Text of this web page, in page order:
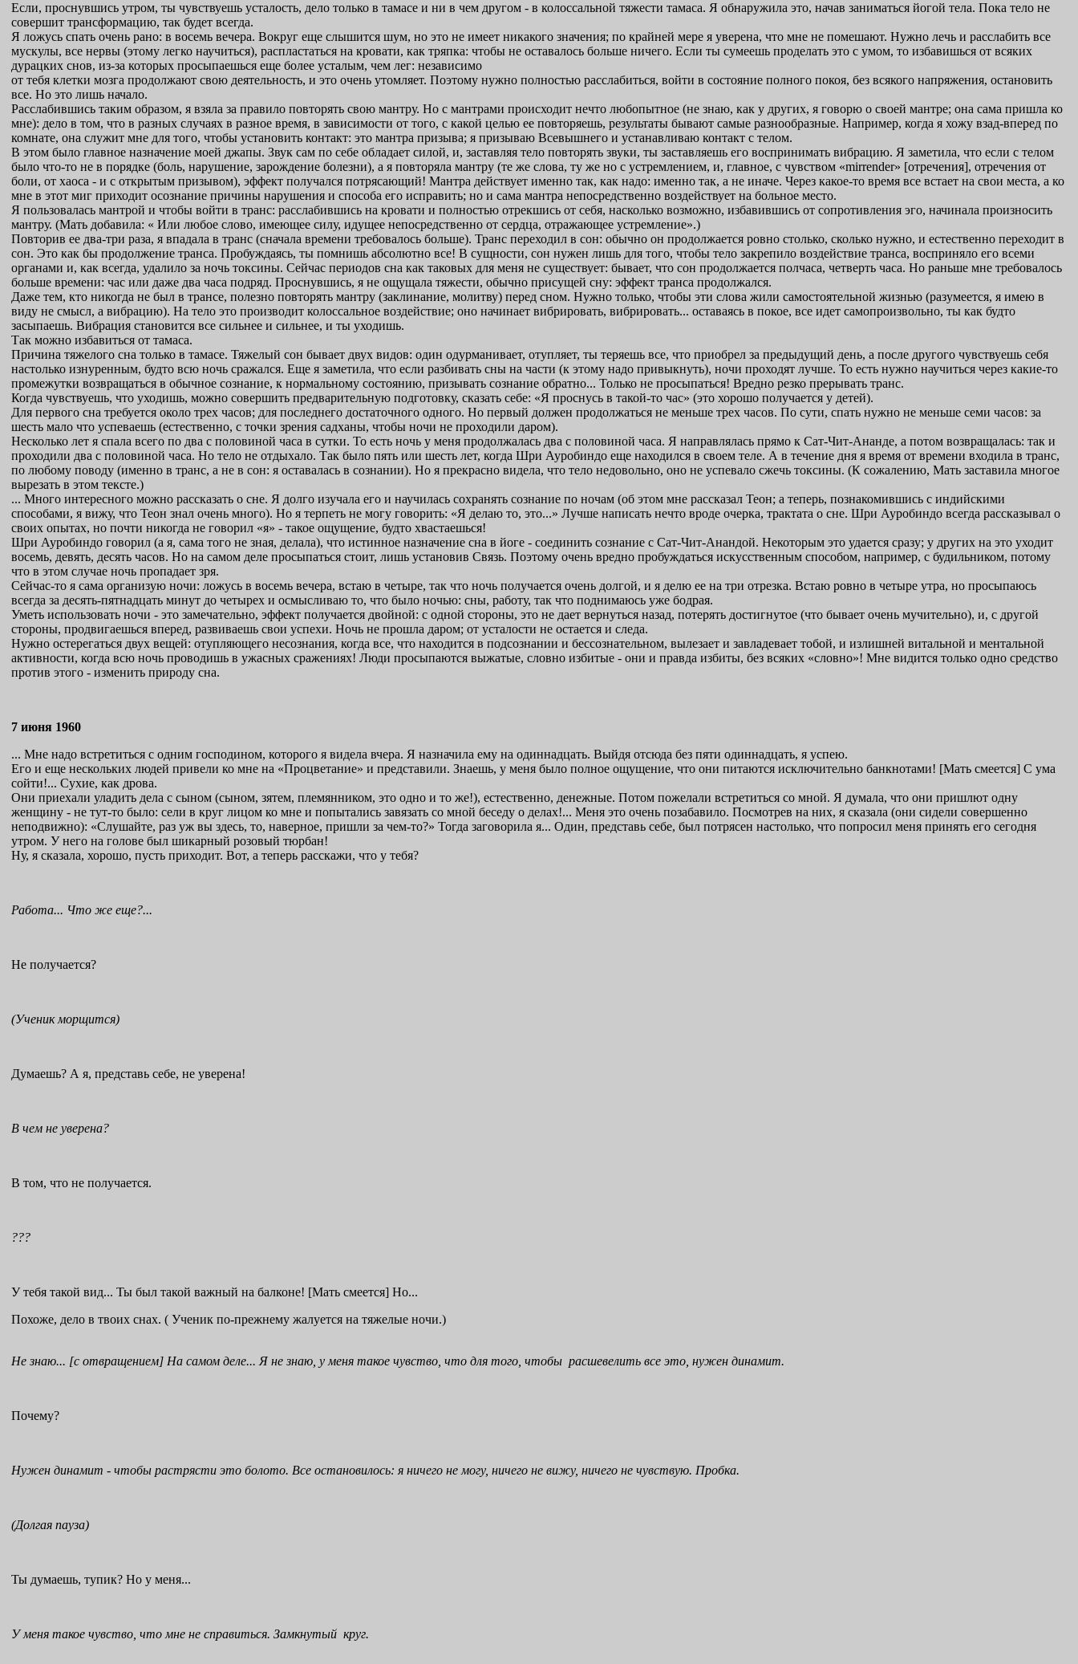
Если, проснувшись утром, ты чувствуешь усталость, дело только в тамасе и ни в чем другом - в колоссальной тяжести тамаса. Я обнаружила это, начав заниматься йогой тела. Пока тело не
совершит трансформацию, так будет всегда.
Я ложусь спать очень рано: в восемь вечера. Вокруг еще слышится шум, но это не имеет никакого значения; по крайней мере я уверена, что мне не помешают. Нужно лечь и расслабить все
мускулы, все нервы (этому легко научиться), распластаться на кровати, как тряпка: чтобы не оставалось больше ничего. Если ты сумеешь проделать это с умом, то избавишься от всяких
дурацких снов, из-за которых просыпаешься еще более усталым, чем лег: независимо
от тебя клетки мозга продолжают свою деятельность, и это очень утомляет. Поэтому нужно полностью расслабиться, войти в состояние полного покоя, без всякого напряжения, остановить
все. Но это лишь начало.
Расслабившись таким образом, я взяла за правило повторять свою мантру. Но с мантрами происходит нечто любопытное (не знаю, как у других, я говорю о своей мантре; она сама пришла ко
мне): дело в том, что в разных случаях в разное время, в зависимости от того, с какой целью ее повторяешь, результаты бывают самые разнообразные. Например, когда я хожу взад-вперед по
комнате, она служит мне для того, чтобы установить контакт: это мантра призыва; я призываю Всевышнего и устанавливаю контакт с телом.
В этом было главное назначение моей джапы. Звук сам по себе обладает силой, и, заставляя тело повторять звуки, ты заставляешь его воспринимать вибрацию. Я заметила, что если с телом
было что-то не в порядке (боль, нарушение, зарождение болезни), а я повторяла мантру (те же слова, ту же но с устремлением, и, главное, с чувством «mirrender» [отречения], отречения от
боли, от хаоса - и с открытым призывом), эффект получался потрясающий! Мантра действует именно так, как надо: именно так, а не иначе. Через какое-то время все встает на свои места, а ко
мне в этот миг приходит осознание причины нарушения и способа его исправить; но и сама мантра непосредственно воздействует на больное место.
Я пользовалась мантрой и чтобы войти в транс: расслабившись на кровати и полностью отрекшись от себя, насколько возможно, избавившись от сопротивления эго, начинала произносить
мантру. (Мать добавила: « Или любое слово, имеющее силу, идущее непосредственно от сердца, отражающее устремление».)
Повторив ее два-три раза, я впадала в транс (сначала времени требовалось больше). Транс переходил в сон: обычно он продолжается ровно столько, сколько нужно, и естественно переходит в
сон. Это как бы продолжение транса. Пробуждаясь, ты помнишь абсолютно все! В сущности, сон нужен лишь для того, чтобы тело закрепило воздействие транса, восприняло его всеми
органами и, как всегда, удалило за ночь токсины. Сейчас периодов сна как таковых для меня не существует: бывает, что сон продолжается полчаса, четверть часа. Но раньше мне требовалось
больше времени: час или даже два часа подряд. Проснувшись, я не ощущала тяжести, обычно присущей сну: эффект транса продолжался.
Даже тем, кто никогда не был в трансе, полезно повторять мантру (заклинание, молитву) перед сном. Нужно только, чтобы эти слова жили самостоятельной жизнью (разумеется, я имею в
виду не смысл, а вибрацию). На тело это производит колоссальное воздействие; оно начинает вибрировать, вибрировать... оставаясь в покое, все идет самопроизвольно, ты как будто
засыпаешь. Вибрация становится все сильнее и сильнее, и ты уходишь.
Так можно избавиться от тамаса.
Причина тяжелого сна только в тамасе. Тяжелый сон бывает двух видов: один одурманивает, отупляет, ты теряешь все, что приобрел за предыдущий день, а после другого чувствуешь себя
настолько изнуренным, будто всю ночь сражался. Еще я заметила, что если разбивать сны на части (к этому надо привыкнуть), ночи проходят лучше. То есть нужно научиться через какие-то
промежутки возвращаться в обычное сознание, к нормальному состоянию, призывать сознание обратно... Только не просыпаться! Вредно резко прерывать транс.
Когда чувствуешь, что уходишь, можно совершить предварительную подготовку, сказать себе: «Я проснусь в такой-то час» (это хорошо получается у детей).
Для первого сна требуется около трех часов; для последнего достаточного одного. Но первый должен продолжаться не меньше трех часов. По сути, спать нужно не меньше семи часов: за
шесть мало что успеваешь (естественно, с точки зрения садханы, чтобы ночи не проходили даром).
Несколько лет я спала всего по два с половиной часа в сутки. То есть ночь у меня продолжалась два с половиной часа. Я направлялась прямо к Сат-Чит-Ананде, а потом возвращалась: так и
проходили два с половиной часа. Но тело не отдыхало. Так было пять или шесть лет, когда Шри Ауробиндо еще находился в своем теле. А в течение дня я время от времени входила в транс,
по любому поводу (именно в транс, а не в сон: я оставалась в сознании). Но я прекрасно видела, что тело недовольно, оно не успевало сжечь токсины. (К сожалению, Мать заставила многое
вырезать в этом тексте.)
... Много интересного можно рассказать о сне. Я долго изучала его и научилась сохранять сознание по ночам (об этом мне рассказал Теон; а теперь, познакомившись с индийскими
способами, я вижу, что Теон знал очень много). Но я терпеть не могу говорить: «Я делаю то, это...» Лучше написать нечто вроде очерка, трактата о сне. Шри Ауробиндо всегда рассказывал о
своих опытах, но почти никогда не говорил «я» - такое ощущение, будто хвастаешься!
Шри Ауробиндо говорил (а я, сама того не зная, делала), что истинное назначение сна в йоге - соединить сознание с Сат-Чит-Анандой. Некоторым это удается сразу; у других на это уходит
восемь, девять, десять часов. Но на самом деле просыпаться стоит, лишь установив Связь. Поэтому очень вредно пробуждаться искусственным способом, например, с будильником, потому
что в этом случае ночь пропадает зря.
Сейчас-то я сама организую ночи: ложусь в восемь вечера, встаю в четыре, так что ночь получается очень долгой, и я делю ее на три отрезка. Встаю ровно в четыре утра, но просыпаюсь
всегда за десять-пятнадцать минут до четырех и осмысливаю то, что было ночью: сны, работу, так что поднимаюсь уже бодрая.
Уметь использовать ночи - это замечательно, эффект получается двойной: с одной стороны, это не дает вернуться назад, потерять достигнутое (что бывает очень мучительно), и, с другой
стороны, продвигаешься вперед, развиваешь свои успехи. Ночь не прошла даром; от усталости не остается и следа.
Нужно остерегаться двух вещей: отупляющего несознания, когда все, что находится в подсознании и бессознательном, вылезает и завладевает тобой, и излишней витальной и ментальной
активности, когда всю ночь проводишь в ужасных сражениях! Люди просыпаются выжатые, словно избитые - они и правда избиты, без всяких «словно»! Мне видится только одно средство
против этого - изменить природу сна.
7 июня 1960
... Мне надо встретиться с одним господином, которого я видела вчера. Я назначила ему на одиннадцать. Выйдя отсюда без пяти одиннадцать, я успею.
Его и еще нескольких людей привели ко мне на «Процветание» и представили. Знаешь, у меня было полное ощущение, что они питаются исключительно банкнотами! [Мать смеется] С ума
сойти!... Сухие, как дрова.
Они приехали уладить дела с сыном (сыном, зятем, племянником, это одно и то же!), естественно, денежные. Потом пожелали встретиться со мной. Я думала, что они пришлют одну
женщину - не тут-то было: сели в круг лицом ко мне и попытались завязать со мной беседу о делах!... Меня это очень позабавило. Посмотрев на них, я сказала (они сидели совершенно
неподвижно): «Слушайте, раз уж вы здесь, то, наверное, пришли за чем-то?» Тогда заговорила я... Один, представь себе, был потрясен настолько, что попросил меня принять его сегодня
утром. У него на голове был шикарный розовый тюрбан!
Ну, я сказала, хорошо, пусть приходит. Вот, а теперь расскажи, что у тебя?
Работа... Что же еще?...
Не получается?
(Ученик морщится)
Думаешь? А я, представь себе, не уверена!
В чем не уверена?
В том, что не получается.
???
У тебя такой вид... Ты был такой важный на балконе! [Мать смеется] Но...
Похоже, дело в твоих снах. ( Ученик по-прежнему жалуется на тяжелые ночи.)
Не знаю... [с отвращением] На самом деле... Я не знаю, у меня такое чувство, что для того, чтобы расшевелить все это, нужен динамит.
Почему?
Нужен динамит - чтобы растрясти это болото. Все остановилось: я ничего не могу, ничего не вижу, ничего не чувствую. Пробка.
(Долгая пауза)
Ты думаешь, тупик? Но у меня...
У меня такое чувство, что мне не справиться. Замкнутый круг.